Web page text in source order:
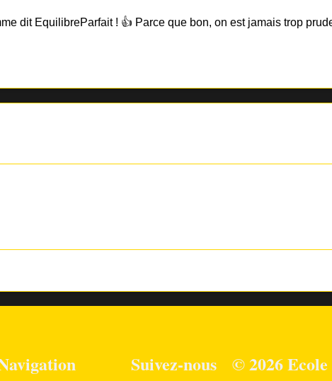
dit EquilibreParfait ! 👍 Parce que bon, on est jamais trop
Suivez-nous
© 2026 Ecole